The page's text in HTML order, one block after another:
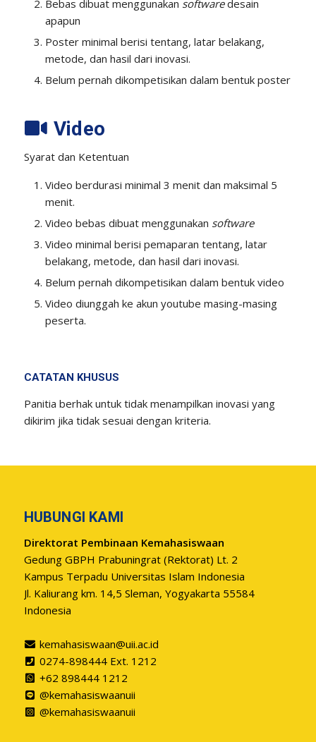
Bebas dibuat menggunakan softwaredesain
apapun
Poster minimal berisi tentang, latar belakang,
metode, dan hasil dari inovasi.
Belum pernah dikompetisikan dalam bentuk poster
Video
Syarat dan Ketentuan
Video berdurasi minimal 3 menit dan maksimal 5
menit.
Video bebas dibuat menggunakan software
Video minimal berisi pemaparan tentang, latar
belakang, metode, dan hasil dari inovasi.
Belum pernah dikompetisikan dalam bentuk video
Video diunggah ke akun youtube masing-masing
peserta.
CATATAN KHUSUS
Panitia berhak untuk tidak menampilkan inovasi yang
dikirim jika tidak sesuai dengan kriteria.
HUBUNGI KAMI
Direktorat Pembinaan Kemahasiswaan
Gedung GBPH Prabuningrat (Rektorat) Lt. 2
Kampus Terpadu Universitas Islam Indonesia
Jl. Kaliurang km. 14,5 Sleman, Yogyakarta 55584
Indonesia
kemahasiswaan@uii.ac.id
0274-898444 Ext. 1212
+62 898444 1212
@kemahasiswaanuii
@kemahasiswaanuii